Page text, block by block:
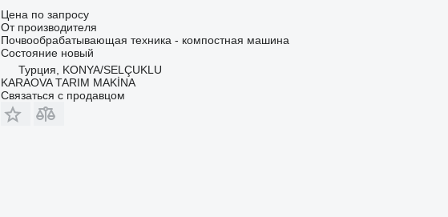
Цена по запросу
От производителя
Почвообрабатывающая техника - компостная машина
Состояниеновый
Турция, KONYA/SELÇUKLU
KARAOVA TARIM MAKİNA
Связаться с продавцом